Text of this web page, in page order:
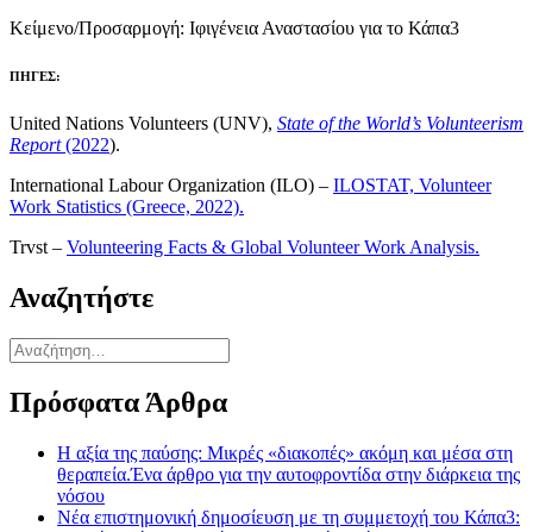
Κείμενο/Προσαρμογή: Ιφιγένεια Αναστασίου για το Κάπα3
ΠΗΓΕΣ:
United Nations Volunteers (UNV), State of the World’s Volunteerism
Report(2022).
International Labour Organization (ILO) – ILOSTAT, Volunteer
Work Statistics (Greece, 2022).
Trvst – Volunteering Facts & Global Volunteer Work Analysis.
Αναζητήστε
Αναζήτηση
για:
Πρόσφατα Άρθρα
Η αξία της παύσης: Μικρές «διακοπές» ακόμη και μέσα στη
θεραπεία.Ένα άρθρο για την αυτοφροντίδα στην διάρκεια της
νόσου
Νέα επιστημονική δημοσίευση με τη συμμετοχή του Κάπα3: